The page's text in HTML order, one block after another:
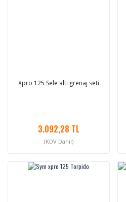
Xpro 125 Sele altı grenaj seti
3.092,28 TL
(KDV Dahil)